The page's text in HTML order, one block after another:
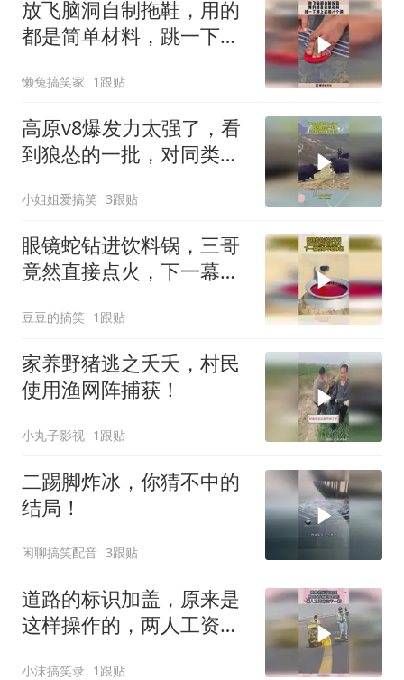
放飞脑洞自制拖鞋，用的
都是简单材料，跳一下脚
懒兔搞笑家 1跟贴
高原v8爆发力太强了，看
到狼怂的一批，对同类感
小姐姐爱搞笑 3跟贴
眼镜蛇钻进饮料锅，三哥
竟然直接点火，下一幕根
豆豆的搞笑 1跟贴
家养野猪逃之夭夭，村民
使用渔网阵捕获！
小丸子影视 1跟贴
二踢脚炸冰，你猜不中的
结局！
闲聊搞笑配音 3跟贴
道路的标识加盖，原来是
这样操作的，两人工资肯
小沫搞笑录 1跟贴